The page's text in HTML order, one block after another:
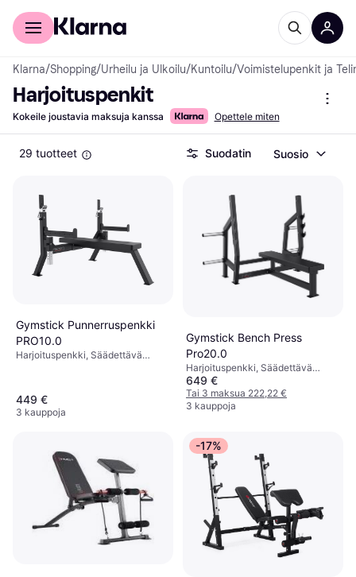
Kuluttajille
Klarna/Shopping/Urheilu ja Ulkoilu/Kuntoilu/Voimistelupenkit ja
Harjoituspenkit
Kokeile joustavia maksuja kanssa Opettele miten
29 tuotteet Suodatin Suosio
Gymstick Punnerruspenkki
PRO10.0
Harjoituspenkki, Säädettävä
449 €
3 kauppoja
Gymstick Bench Press
Pro20.0
Harjoituspenkki, Säädettävä
Penkki
649 €
Tai 3 maksua 222,22 €
3 kauppoja
-17%